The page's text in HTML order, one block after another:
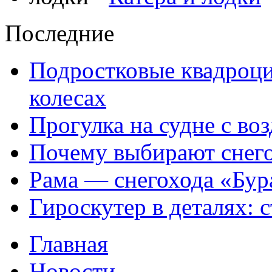
Последние
Подростковые
колесах
Прогулка на судне с
Почему выбирают
Рама — снегохода
Гироскутер в деталях:
Главная